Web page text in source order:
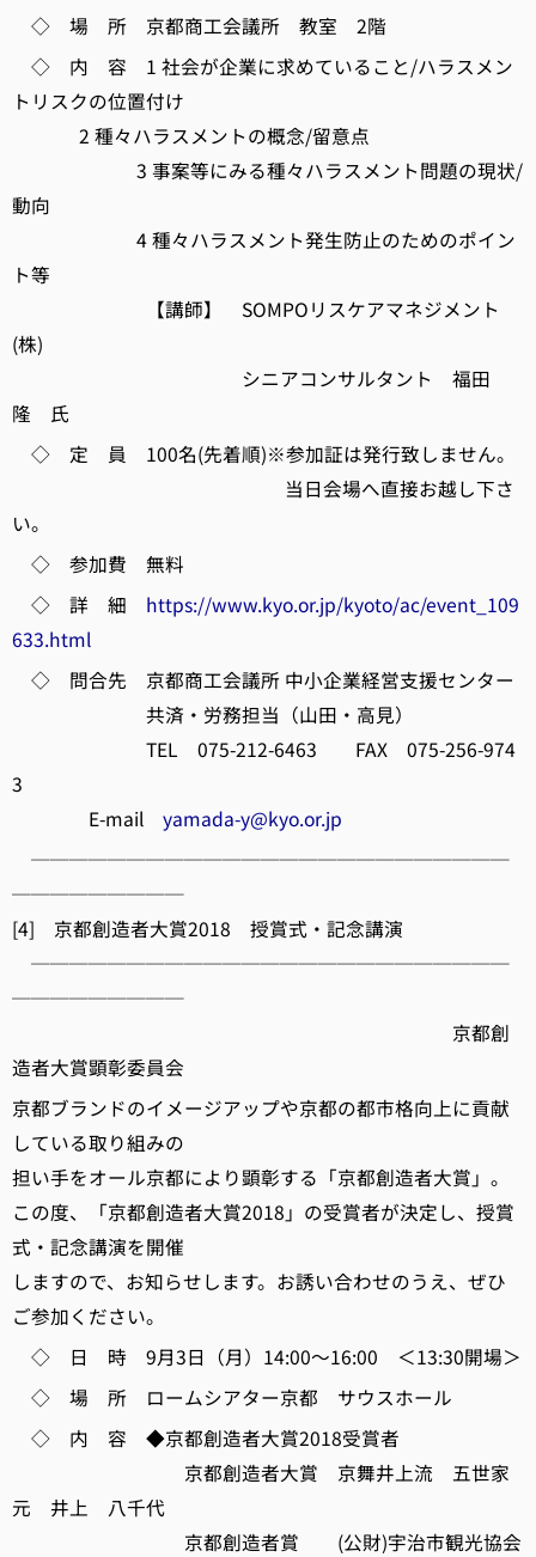
◇ 場 所 京都商工会議所 教室 2階
◇ 内 容 1 社会が企業に求めていること/ハラスメン
トリスクの位置付け
2 種々ハラスメントの概念/留意点
3 事案等にみる種々ハラスメント問題の現状/
動向
4 種々ハラスメント発生防止のためのポイン
ト等
【講師】 SOMPOリスケアマネジメント
(株)
シニアコンサルタント 福田
隆 氏
◇ 定 員 100名(先着順)※参加証は発行致しません。
当日会場へ直接お越し下さ
い。
◇ 参加費 無料
◇ 詳 細 https://www.kyo.or.jp/kyoto/ac/event_109
633.html
◇ 問合先 京都商工会議所 中小企業経営支援センター
共済・労務担当（山田・高見）
TEL 075-212-6463 FAX 075-256-974
3
E-mail yamada-y@kyo.or.jp
─────────────────────────
─────────
[4] 京都創造者大賞2018 授賞式・記念講演
─────────────────────────
─────────
京都創
造者大賞顕彰委員会
京都ブランドのイメージアップや京都の都市格向上に貢献
している取り組みの
担い手をオール京都により顕彰する「京都創造者大賞」。
この度、「京都創造者大賞2018」の受賞者が決定し、授賞
式・記念講演を開催
しますので、お知らせします。お誘い合わせのうえ、ぜひ
ご参加ください。
◇ 日 時 9月3日（月）14:00～16:00 ＜13:30開場＞
◇ 場 所 ロームシアター京都 サウスホール
◇ 内 容 ◆京都創造者大賞2018受賞者
京都創造者大賞 京舞井上流 五世家
元 井上 八千代
京都創造者賞 (公財)宇治市観光協会